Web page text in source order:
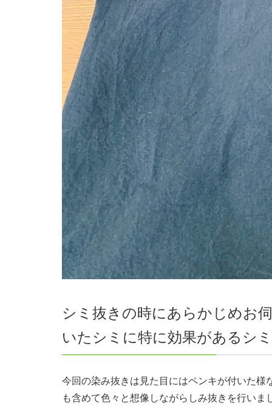
シミ抜きの時にあらかじめお
いたシミに特に効果があるシ
今回の染み抜きは見た目にはペンキが付いた
も含めて色々と想像しながらしみ抜きを行いま